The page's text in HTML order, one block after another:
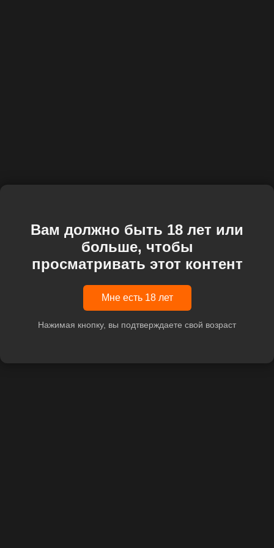
Вам должно быть 18 лет или
больше, чтобы
просматривать этот контент
Мне есть 18 лет
Нажимая кнопку, вы подтверждаете свой возраст